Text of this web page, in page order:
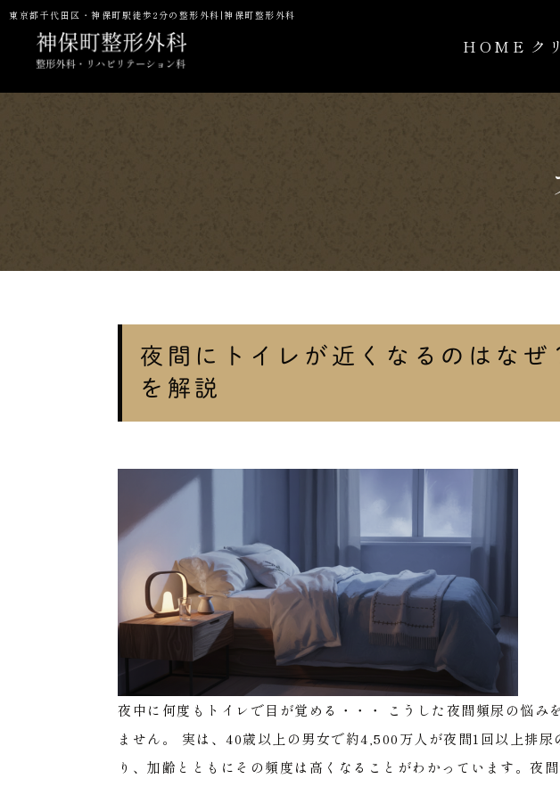
東京都千代田区・神保町駅徒歩2分の整形外科|神保町整形外科
HOME ク
自費
夜間にトイレが近くなるのはなぜ
を解説
夜中に何度もトイレで目が覚める・・・
こうした夜間頻尿の悩み
ません。
実は、40歳以上の男女で約4,500万人が夜間1回以上排
り、加齢とともにその頻度は高くなることがわかっています。夜